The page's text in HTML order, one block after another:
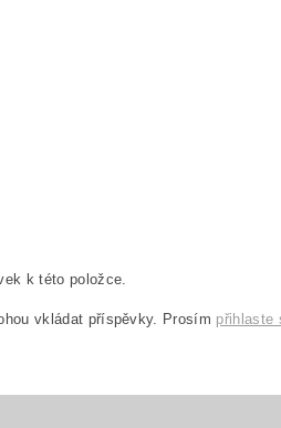
k této položce.
vkládat příspěvky. Prosím přihlaste